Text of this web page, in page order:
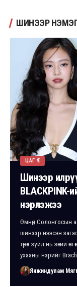
ШИНЭЭР
ЦАГ ҮЕ
Шинээр
BLACKPINK-
нэрлэжээ
Өмнөд Солонгосын
шинээр нээсэн
төрөл зүйл нь зөгий
ухааны нэрийг
Янжиндулам